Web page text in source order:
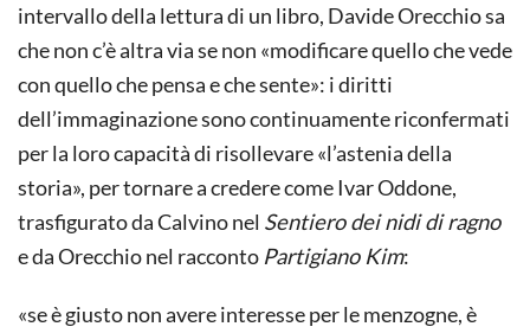
intervallo della lettura di un libro, Davide Orecchio sa
che non c’è altra via se non «modificare quello che vede
con quello che pensa e che sente»: i diritti
dell’immaginazione sono continuamente riconfermati
per la loro capacità di risollevare «l’astenia della
storia», per tornare a credere come Ivar Oddone,
trasfigurato da Calvino nel Sentiero dei nidi di ragno
e da Orecchio nel racconto Partigiano Kim:
«se è giusto non avere interesse per le menzogne, è